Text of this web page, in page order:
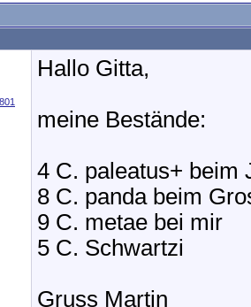
Hallo Gitta,
meine Bestände:
4 C. paleatus+ beim
8 C. panda beim
9 C. metae bei mir
5 C. Schwartzi
Gruss Martin